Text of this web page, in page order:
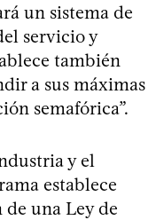
un sistema de
servicio y
también
a sus máximas
semafórica”.
y el
establece
una Ley de